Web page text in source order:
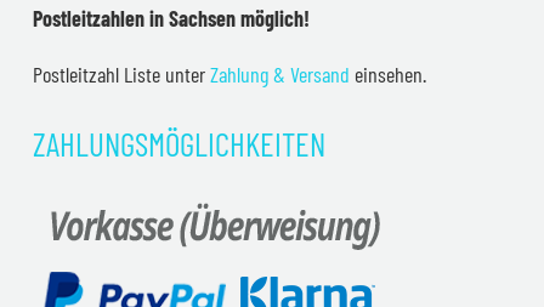
Postleitzahlen in Sachsen möglich!
Postleitzahl Liste unterZahlung & Versand einsehen.
ZAHLUNGSMÖGLICHKEITEN